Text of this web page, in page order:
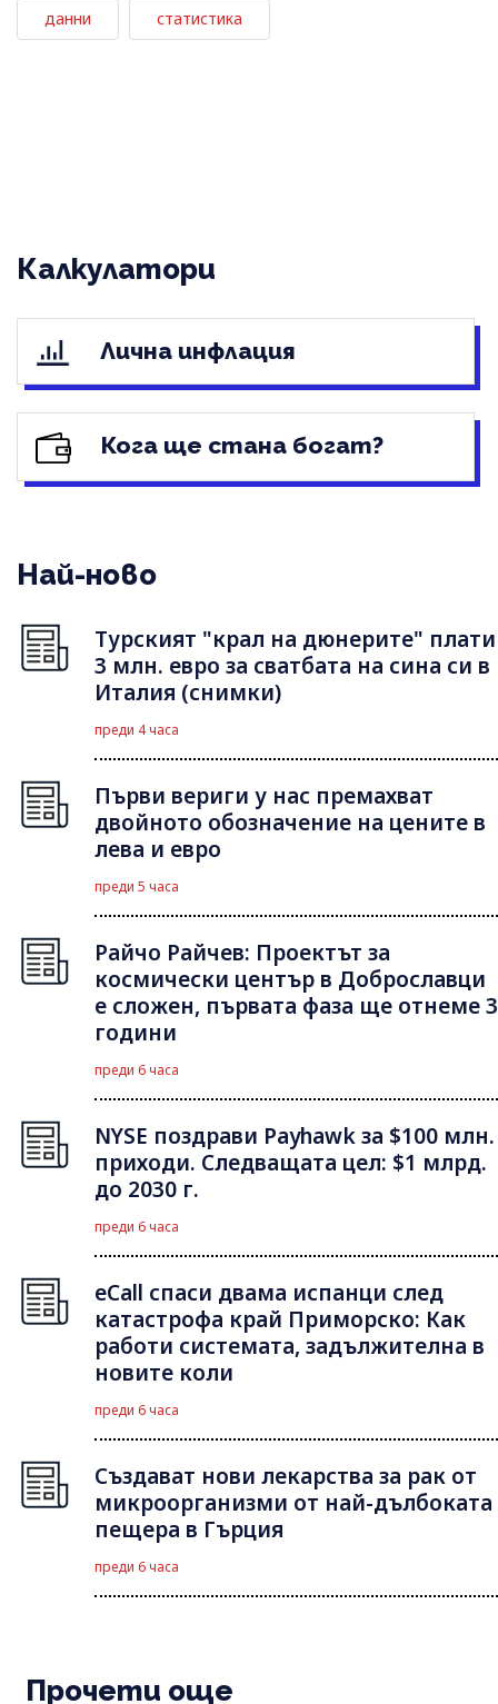
данни статистика
Калкулатори
Лична инфлация
Кога ще стана богат?
Най-ново
Турският "крал на дюнерите" плати
3 млн. евро за сватбата на сина си в
Италия (снимки)
преди 4 часа
Първи вериги у нас премахват
двойното обозначение на цените в
лева и евро
преди 5 часа
Райчо Райчев: Проектът за
космически център в Доброславци
е сложен, първата фаза ще отнеме 3
години
преди 6 часа
NYSE поздрави Payhawk за $100 млн.
приходи. Следващата цел: $1 млрд.
до 2030 г.
преди 6 часа
eCall спаси двама испанци след
катастрофа край Приморско: Как
работи системата, задължителна в
новите коли
преди 6 часа
Създават нови лекарства за рак от
микроорганизми от най-дълбоката
пещера в Гърция
преди 6 часа
Прочети още